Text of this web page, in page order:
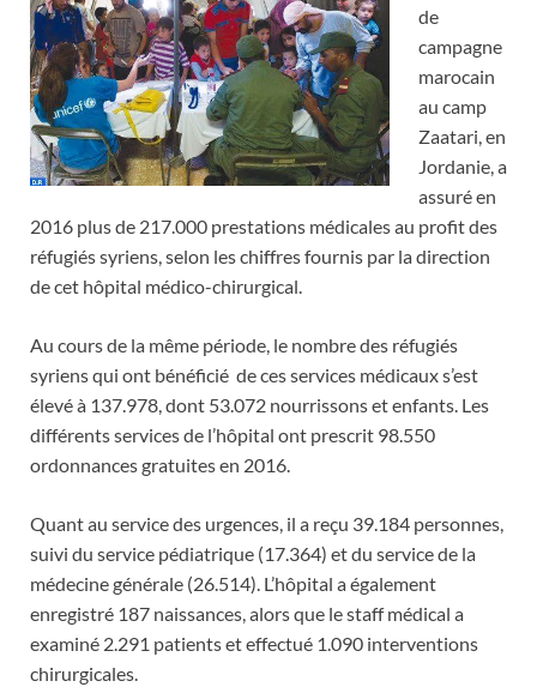
de
campagne
marocain
au camp
Zaatari, en
Jordanie, a
assuré en
2016 plus de 217.000 prestations médicales au profit des
réfugiés syriens, selon les chiffres fournis par la direction
de cet hôpital médico-chirurgical.
Au cours de la même période, le nombre des réfugiés
syriens qui ont bénéficié de ces services médicaux s’est
élevé à 137.978, dont 53.072 nourrissons et enfants. Les
différents services de l’hôpital ont prescrit 98.550
ordonnances gratuites en 2016.
Quant au service des urgences, il a reçu 39.184 personnes,
suivi du service pédiatrique (17.364) et du service de la
médecine générale (26.514). L’hôpital a également
enregistré 187 naissances, alors que le staff médical a
examiné 2.291 patients et effectué 1.090 interventions
chirurgicales.